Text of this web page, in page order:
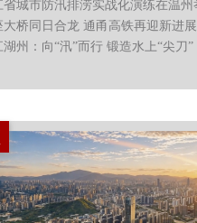
省城市防汛排涝实战化演练在温州
大桥同日合龙 通甬高铁再迎新进展
湖州：向“汛”而行 锻造水上“尖刀”